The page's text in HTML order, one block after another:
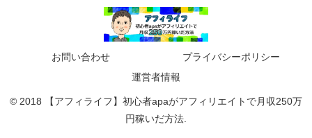
お問い合わせ
プライバシーポリシー
運営者情報
© 2018 【アフィライフ】初心者apaがアフィリエイトで月収250万
円稼いだ方法.